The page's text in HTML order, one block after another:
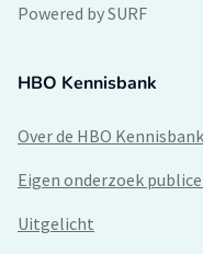
Powered by SURF
HBO Kennisbank
Over de HBO Kennisbank
Eigen onderzoek
Uitgelicht